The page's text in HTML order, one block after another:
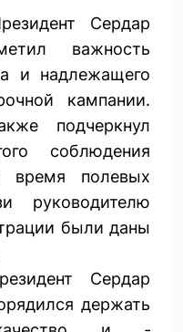
Сердар
важность
и надлежащего
кампании.
подчеркнул
соб­людения
время полевых
руководителю
были даны
Сердар
держать